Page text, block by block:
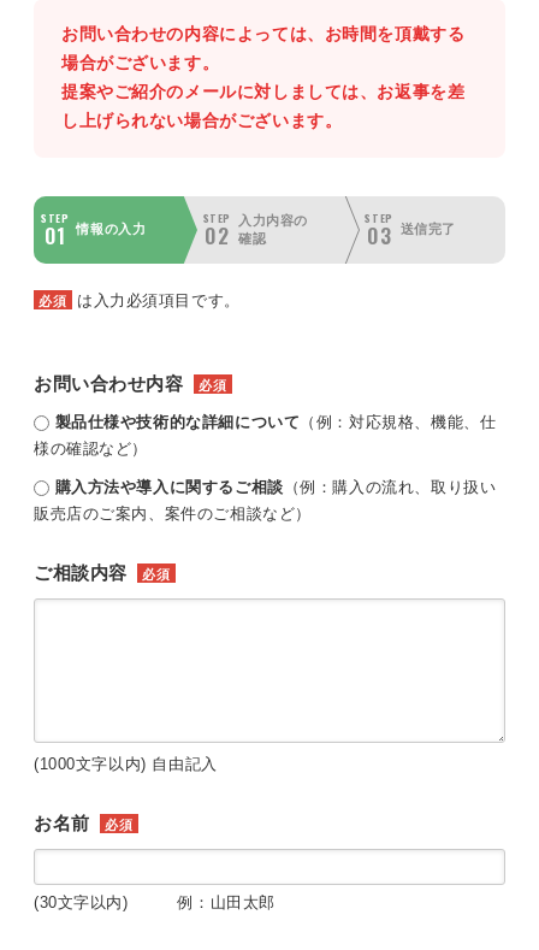
お問い合わせの内容によっては、お時間を頂戴する
場合がございます。
提案やご紹介のメールに対しましては、お返事を差
し上げられない場合がございます。
STEP
01 情報の入力
STEP
02
入力内容の
確認
STEP
03 送信完了
必須 は入力必須項目です。
お問い合わせ内容 必須
製品仕様や技術的な詳細について （例：対応規格、機能、仕
様の確認など）
購入方法や導入に関するご相談 （例：購入の流れ、取り扱い
販売店のご案内、案件のご相談など）
ご相談内容 必須
(1000文字以内) 自由記入
お名前 必須
(30文字以内) 例：山田太郎